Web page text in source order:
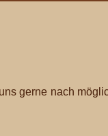
gerne nach